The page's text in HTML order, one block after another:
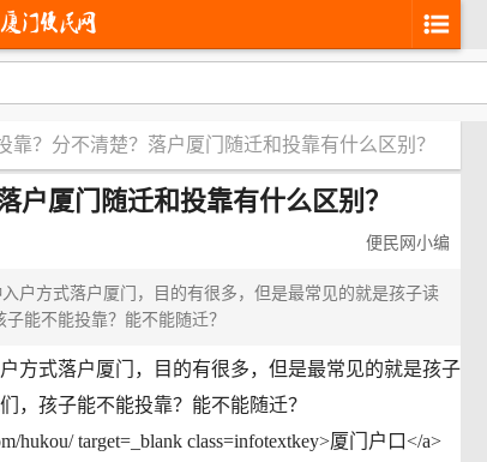
靠？分不清楚？落户厦门随迁和投靠有什么区别？
户厦门随迁和投靠有什么区别？
便民网小编
户方式落户厦门，目的有很多，但是最常见的就是孩子读
能不能投靠？能不能随迁？
式落户厦门，目的有很多，但是最常见的就是孩子
，孩子能不能投靠？能不能随迁？